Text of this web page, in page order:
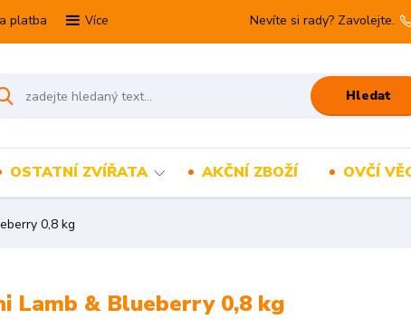
platba Více
Hledat
Nevíte si rady? Zavolejte.
OSTATNÍ ZVÍŘATA AKČNÍ ZBOŽÍ OVČÍ
0,8 kg
Lamb & Blueberry 0,8 kg